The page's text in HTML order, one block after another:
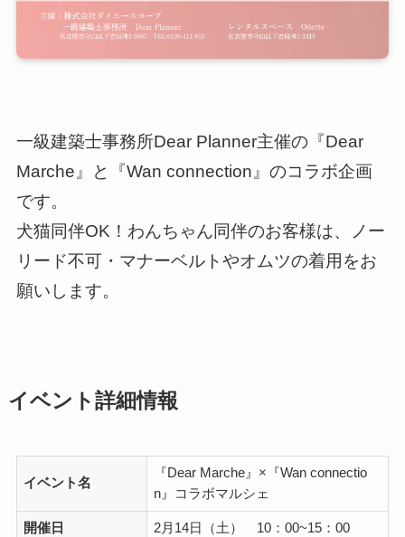
一級建築士事務所Dear Planner主催の『Dear
Marche』と『Wan connection』のコラボ企画
です。
犬猫同伴OK！わんちゃん同伴のお客様は、ノー
リード不可・マナーベルトやオムツの着用をお
願いします。
イベント詳細情報
イベント名
『Dear Marche』×『Wan connectio
n』コラボマルシェ
開催日 2月14日（土） 10：00~15：00